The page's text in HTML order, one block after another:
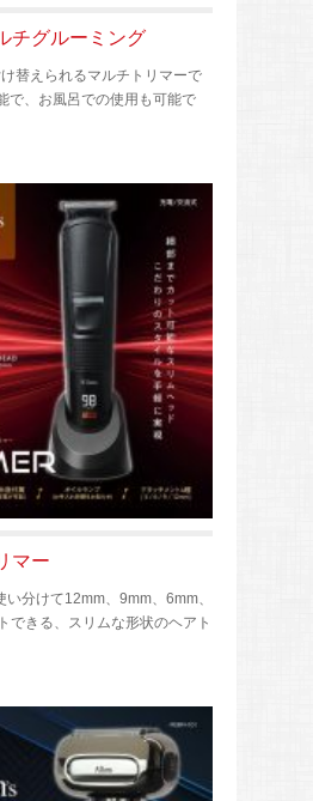
チグルーミング
替えられるマルチトリマーで
で、お風呂での使用も可能で
マー
分けて12mm、9mm、6mm、
できる、スリムな形状のヘアト